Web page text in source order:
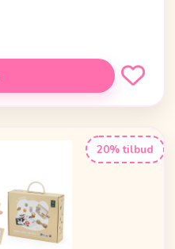
20% tilbud